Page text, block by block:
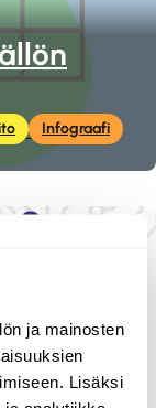
ja mainosten
Lisäksi
Infograafi